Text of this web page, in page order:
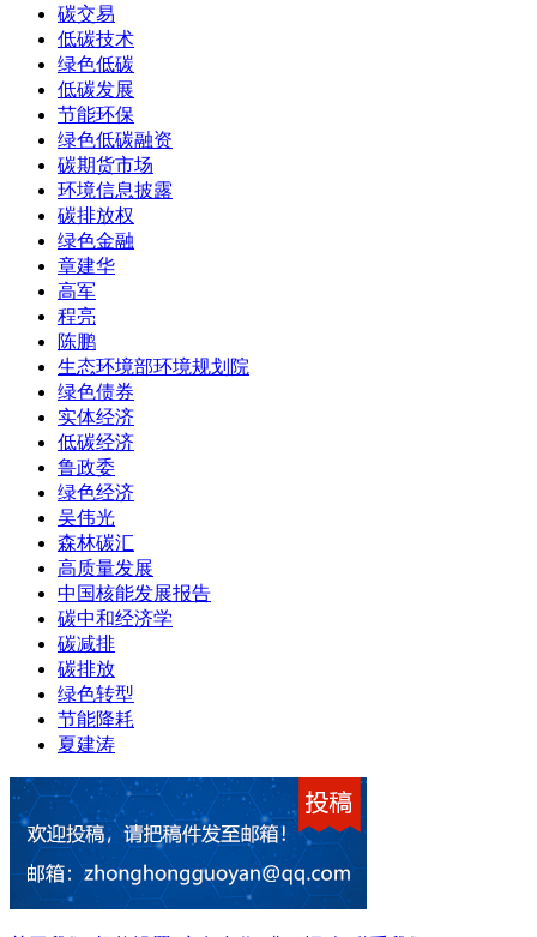
碳交易
低碳技术
绿色低碳
低碳发展
节能环保
绿色低碳融资
碳期货市场
环境信息披露
碳排放权
绿色金融
章建华
高军
程亮
陈鹏
生态环境部环境规划院
绿色债券
实体经济
低碳经济
鲁政委
绿色经济
吴伟光
森林碳汇
高质量发展
中国核能发展报告
碳中和经济学
碳减排
碳排放
绿色转型
节能降耗
夏建涛